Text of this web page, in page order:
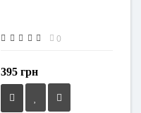
0
395 грн